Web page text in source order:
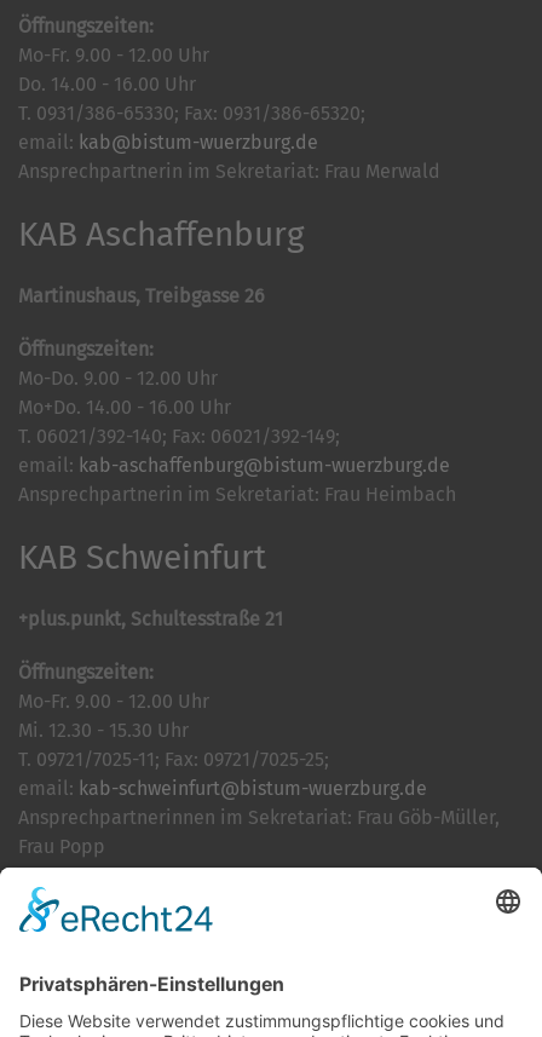
Öffnungszeiten:
Mo-Fr. 9.00 - 12.00 Uhr
Do. 14.00 - 16.00 Uhr
T. 0931/386-65330; Fax: 0931/386-65320;
email: kab@bistum-wuerzburg.de
Ansprechpartnerin im Sekretariat: Frau Merwald
KAB Aschaffenburg
Martinushaus, Treibgasse 26
Öffnungszeiten:
Mo-Do. 9.00 - 12.00 Uhr
Mo+Do. 14.00 - 16.00 Uhr
T. 06021/392-140; Fax: 06021/392-149;
email: kab-aschaffenburg@bistum-wuerzburg.de
Ansprechpartnerin im Sekretariat: Frau Heimbach
KAB Schweinfurt
+plus.punkt, Schultesstraße 21
Öffnungszeiten:
Mo-Fr. 9.00 - 12.00 Uhr
Mi. 12.30 - 15.30 Uhr
T. 09721/7025-11; Fax: 09721/7025-25;
email: kab-schweinfurt@bistum-wuerzburg.de
Ansprechpartnerinnen im Sekretariat: Frau Göb-Müller,
Frau Popp